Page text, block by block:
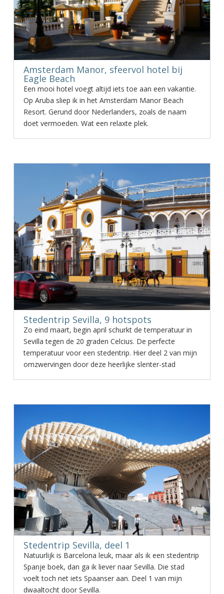
Amsterdam Manor, sfeervol hotel bij
Eagle Beach
Een mooi hotel voegt altijd iets toe aan een vakantie.
Op Aruba sliep ik in het Amsterdam Manor Beach
Resort. Gerund door Nederlanders, zoals de naam
doet vermoeden. Wat een relaxte plek.
Stedentrip Sevilla, 9 hotspots
Zo eind maart, begin april schurkt de temperatuur in
Sevilla tegen de 20 graden Celcius. De perfecte
temperatuur voor een stedentrip. Hier deel 2 van mijn
omzwervingen door deze heerlijke slenter-stad
Stedentrip Sevilla, deel 1
Natuurlijk is Barcelona leuk, maar als ik een stedentrip
Spanje boek, dan ga ik liever naar Sevilla. Die stad
voelt toch net iets Spaanser aan. Deel 1 van mijn
dwaaltocht door Sevilla.